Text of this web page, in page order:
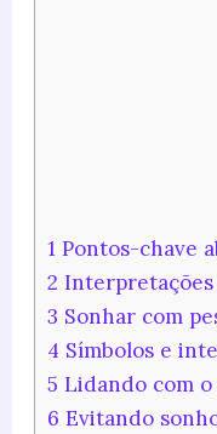
1Pontos-chave
2 Interpretações
3 Sonhar com
4 Símbolos e
5 Lidando com
6 Evitando